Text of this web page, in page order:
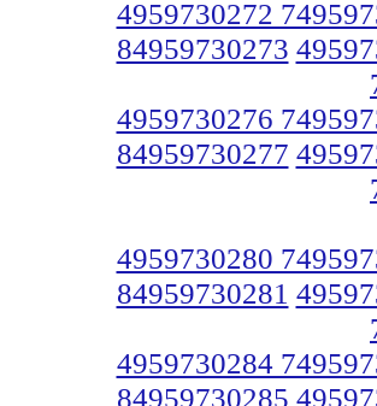
4959730272
84959730273
4959730276
84959730277
4959730280
84959730281
4959730284
84959730285